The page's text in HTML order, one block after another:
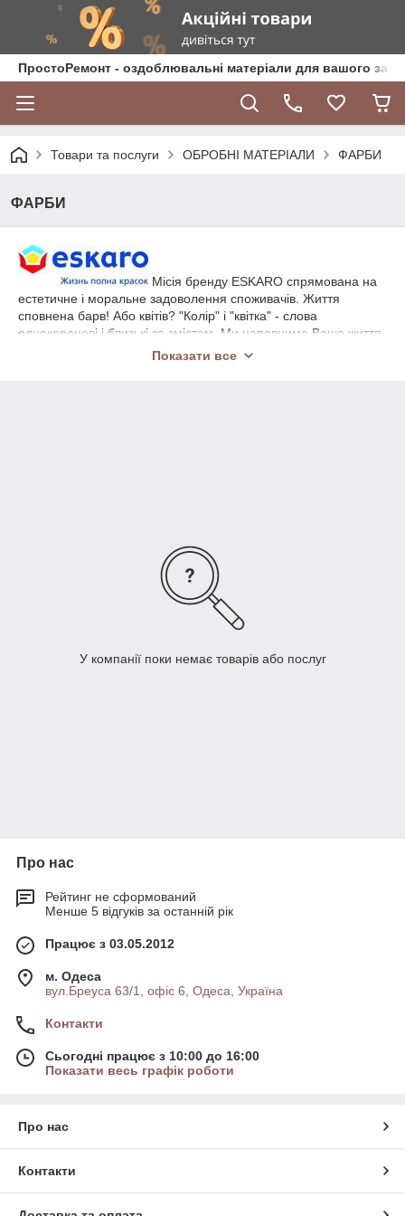
ПростоРемонт - оздоблювальні матеріали для вашого
Товари та послуги ОБРОБНІ МАТЕРІАЛИ ФАРБИ
ФАРБИ
Місія бренду ESKARO спрямована на
естетичне і моральне задоволення споживачів. Життя
сповнена барв! Або квітів? "Колір" і "квітка" - слова
однокореневі і близькі за змістом. Ми наповнимо Ваше життя
квітами, запозиченими у живої природи. Допоможемо у
Показати все
У компанії поки немає товарів або послуг
Про нас
Рейтинг не сформований
Менше 5 відгуків за останній рік
Працює з 03.05.2012
м. Одеса
вул.Бреуса 63/1, офіс 6, Одеса, Україна
Контакти
Сьогодні працює з 10:00 до 16:00
Показати весь графік роботи
Про нас
Контакти